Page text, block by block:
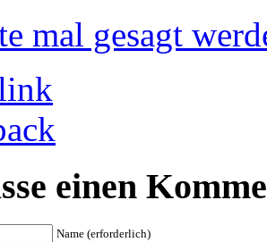
mal gesagt
einen
Name (erforderlich)